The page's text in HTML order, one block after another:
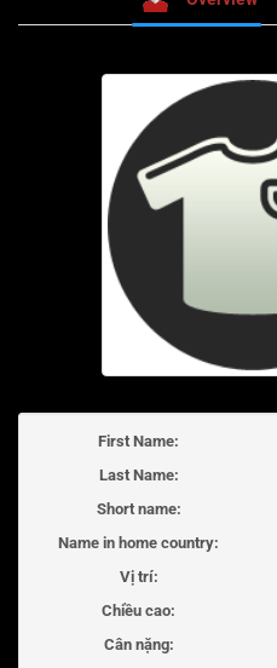
First Name:
Last Name:
Short name:
Name in home country:
Vị trí:
Chiều cao:
Cân nặng: